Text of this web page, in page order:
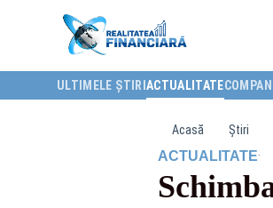
ULTIMELE ȘTIRI ACTUALITATECOMPANII
Acasă Știri
ACTUALITATE·